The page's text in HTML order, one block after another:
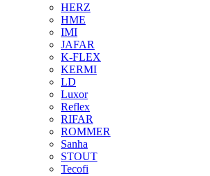
HERZ
HME
IMI
JAFAR
K-FLEX
KERMI
LD
Luxor
Reflex
RIFAR
ROMMER
Sanha
STOUT
Tecofi